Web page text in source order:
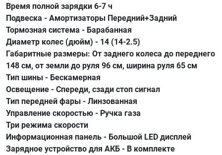
Время полной зарядки 6-7 ч
Подвеска - Амортизаторы Передний+Задний
Тормозная система - Барабанная
Диаметр колес (дюйм) - 14 (14-2.5)
Габаритные размеры: От заднего колеса до переднего
148 см, от земли до руля 96 см, ширина руля 65 см
Тип шины - Бескамерная
Освещение - Спереди, сзади стоп сигнал
Тип передней фары - Линзованная
Управление скоростью - Ручка газа
Три режима скорости
Информационная панель - Большой LED дисплей
Зарядное устройство для АКБ - В комплекте